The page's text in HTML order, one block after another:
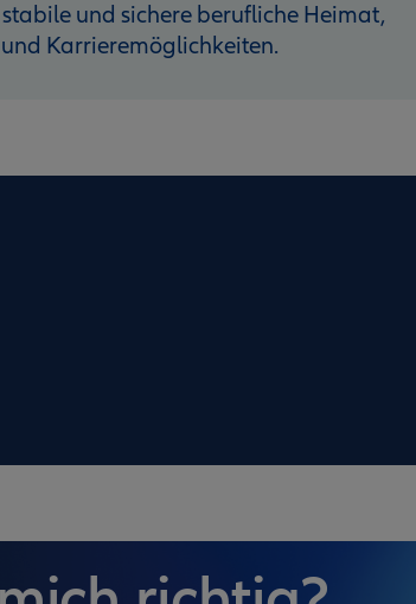
und sichere berufliche Heimat,
Karrieremöglichkeiten.